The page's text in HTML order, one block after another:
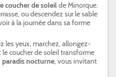
coucher de soleilde Minorque.
ou descendez sur le sable
à la journée dans sa forme
les yeux, marchez, allongez-
coucher de soleil transforme
paradis nocturne, vous invitant